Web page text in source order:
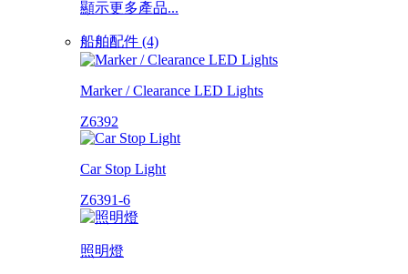
顯示更多產品...
船舶配件 (4)
Marker / Clearance LED Lights
Z6392
Car Stop Light
Z6391-6
照明燈